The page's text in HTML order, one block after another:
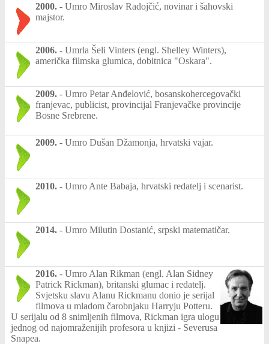
2000. - Umro Miroslav Radojčić, novinar i šahovski
majstor.
2006. - Umrla Šeli Vinters (engl. Shelley Winters),
američka filmska glumica, dobitnica "Oskara".
2009. - Umro Petar Anđelović, bosanskohercegovački
franjevac, publicist, provincijal Franjevačke provincije
Bosne Srebrene.
2009. - Umro Dušan Džamonja, hrvatski vajar.
2010. - Umro Ante Babaja, hrvatski redatelj i scenarist.
2014. - Umro Milutin Dostanić, srpski matematičar.
2016. - Umro Alan Rikman (engl. Alan Sidney
Patrick Rickman), britanski glumac i redatelj.
Svjetsku slavu Alanu Rickmanu donio je serijal
filmova u mladom čarobnjaku Harryju Potteru.
U serijalu od 8 snimljenih filmova, Rickman igra ulogu
jednog od najomraženijih profesora u knjizi - Severusa
Snapea.